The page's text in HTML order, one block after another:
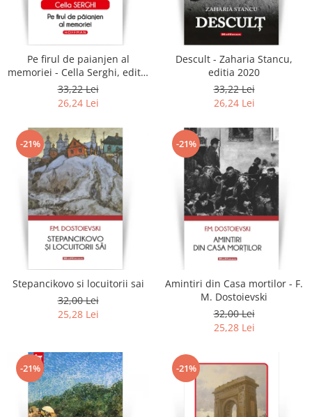
Pe firul de paianjen al
memoriei - Cella Serghi, editia
2020
33,22 Lei
26,24 Lei
Descult - Zaharia Stancu,
editia 2020
33,22 Lei
26,24 Lei
-21%
Stepancikovo si locuitorii sai
32,00 Lei
25,28 Lei
-21%
Amintiri din Casa mortilor - F.
M. Dostoievski
32,00 Lei
25,28 Lei
-21% -21%